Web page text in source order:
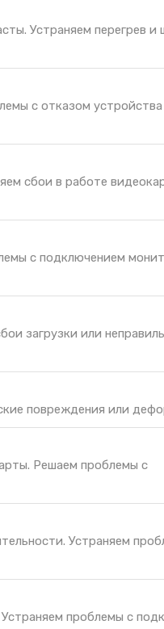
Устраняем перегрев и
с отказом
сбои в работе
с подключением
загрузки или
повреждения или
Решаем проблемы с
Устраняем
проблемы с